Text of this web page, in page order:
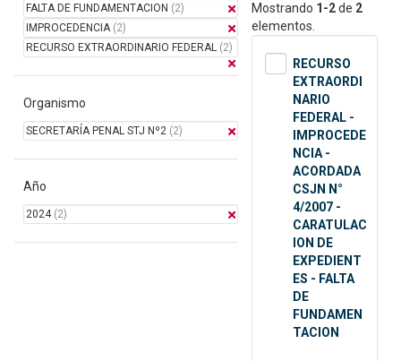
FALTA DE FUNDAMENTACION (2)
IMPROCEDENCIA(2)
RECURSO EXTRAORDINARIO FEDERAL (2)
Organismo
SECRETARÍA PENAL STJ Nº2 (2)
Año
2024(2)
Mostrando 1-2de 2
elementos.
RECURSO
EXTRAORDI
NARIO
FEDERAL -
IMPROCEDE
NCIA -
ACORDADA
CSJN N°
4/2007 -
CARATULAC
ION DE
EXPEDIENT
ES - FALTA
DE
FUNDAMEN
TACION